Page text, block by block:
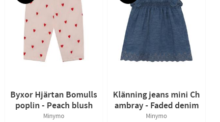
Byxor Hjärtan Bomulls
poplin - Peach blush
Minymo
Klänning jeans mini Ch
ambray - Faded denim
Minymo